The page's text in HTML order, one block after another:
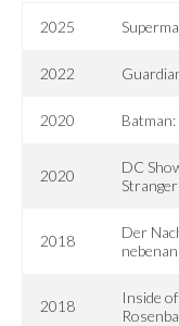
2025
2022
2020
2020
DC
Stranger
2018
Der
nebenan
2018
Inside